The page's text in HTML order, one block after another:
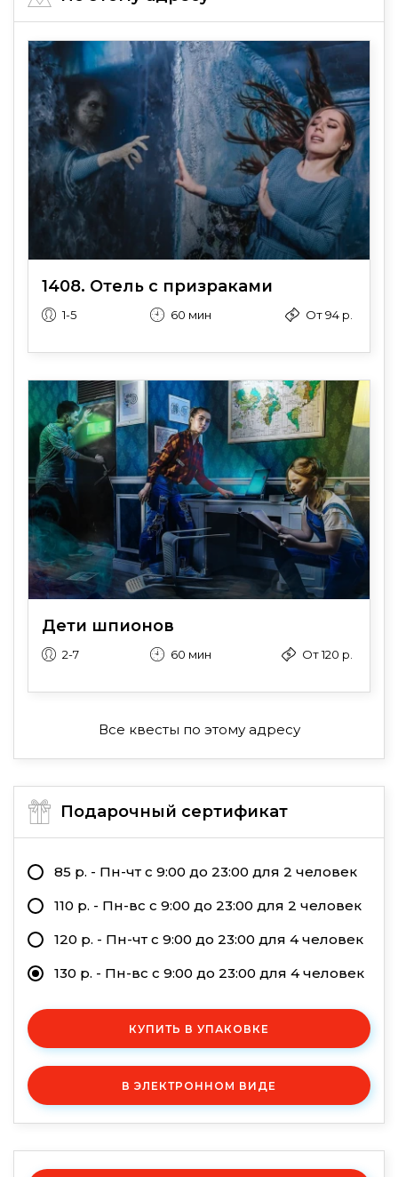
1408. Отель с призраками
1-5 60 мин От 94 р.
Дети шпионов
2-7 60 мин От 120 р.
Все квесты по этому адресу
Подарочный сертификат
85 р. - Пн-чт с 9:00 до 23:00 для 2 человек
110 р. - Пн-вс с 9:00 до 23:00 для 2 человек
120 р. - Пн-чт с 9:00 до 23:00 для 4 человек
130 р. - Пн-вс с 9:00 до 23:00 для 4 человек
КУПИТЬ В УПАКОВКЕ
В ЭЛЕКТРОННОМ ВИДЕ